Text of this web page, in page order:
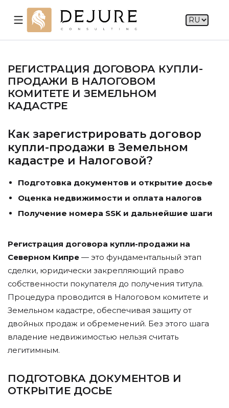
РЕГИСТРАЦИЯ ДОГОВОРА КУПЛИ-
ПРОДАЖИ В НАЛОГОВОМ
КОМИТЕТЕ И ЗЕМЕЛЬНОМ
КАДАСТРЕ
Как зарегистрировать договор
купли-продажи в Земельном
кадастре и Налоговой?
Подготовка документов и открытие досье
Оценка недвижимости и оплата налогов
Получение номера SSK и дальнейшие шаги
Регистрация договора купли-продажи на
Северном Кипре — это фундаментальный этап
сделки, юридически закрепляющий право
собственности покупателя до получения титула.
Процедура проводится в Налоговом комитете и
Земельном кадастре, обеспечивая защиту от
двойных продаж и обременений. Без этого шага
владение недвижимостью нельзя считать
легитимным.
ПОДГОТОВКА ДОКУМЕНТОВ И
ОТКРЫТИЕ ДОСЬЕ